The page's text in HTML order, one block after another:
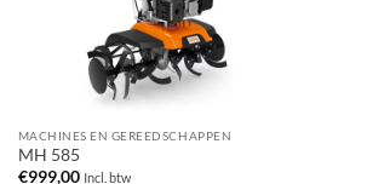
MACHINES EN GEREEDSCHAPPEN
MH 585
€999,00 Incl. btw